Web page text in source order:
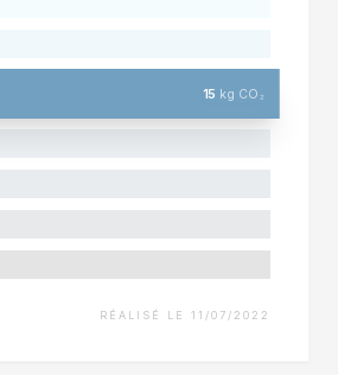
15 kg CO₂
RÉALISÉ LE 11/07/2022